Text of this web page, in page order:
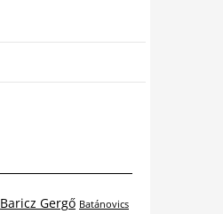
Baricz Gergő Batánovics